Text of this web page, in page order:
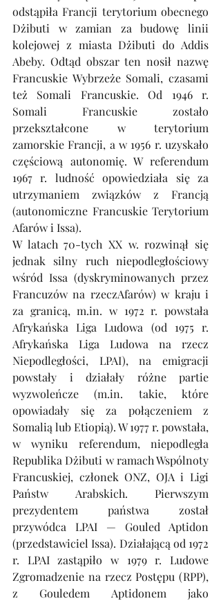
odstąpiła Francji terytorium obecnego
Dżibuti w zamian za budowę linii
kolejowej z miasta Dżibuti do Addis
Abeby. Odtąd obszar ten nosił nazwę
Francuskie Wybrzeże Somali, czasami
też Somali Francuskie. Od 1946 r.
Somali Francuskie zostało
przekształcone w terytorium
zamorskie Francji, a w 1956 r. uzyskało
częściową autonomię. W referendum
1967 r. ludność opowiedziała się za
utrzymaniem związków z Francją
(autonomiczne Francuskie Terytorium
Afarów i Issa).
W latach 70-tych XX w. rozwinął się
jednak silny ruch niepodległościowy
wśród Issa (dyskryminowanych przez
Francuzów na rzeczAfarów) w kraju i
za granicą, m.in. w 1972 r. powstała
Afrykańska Liga Ludowa (od 1975 r.
Afrykańska Liga Ludowa na rzecz
Niepodległości, LPAI), na emigracji
powstały i działały różne partie
wyzwoleńcze (m.in. takie, które
opowiadały się za połączeniem z
Somalią lub Etiopią). W 1977 r. powstała,
w wyniku referendum, niepodległa
Republika Dżibuti w ramach Wspólnoty
Francuskiej, członek ONZ, OJA i Ligi
Państw Arabskich. Pierwszym
prezydentem państwa został
przywódca LPAI — Gouled Aptidon
(przedstawiciel Issa). Działającą od 1972
r. LPAI zastąpiło w 1979 r. Ludowe
Zgromadzenie na rzecz Postępu (RPP),
z Gouledem Aptidonem jako